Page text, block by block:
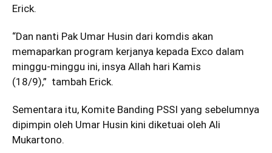
Erick.
“Dan nanti Pak Umar Husin dari komdis akan
memaparkan program kerjanya kepada Exco dalam
minggu-minggu ini, insya Allah hari Kamis
(18/9),” tambah Erick.
Sementara itu, Komite Banding PSSI yang sebelumnya
dipimpin oleh Umar Husin kini diketuai oleh Ali
Mukartono.